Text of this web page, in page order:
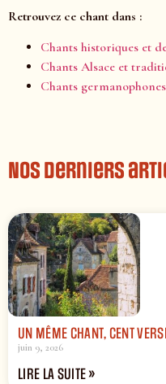
Retrouvez ce chant dans :
Chants historiques et
Chants Alsace et
Chants
Nos derniers
UN MÊME CHANT, CENT
juin 9, 2026
LIRE LA SUITE »